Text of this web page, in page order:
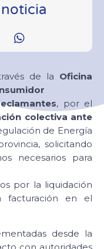
de la Oficina
, por el
colectiva ante
de Energía
solicitando
necesarios para
por la liquidación
facturación en el
desde la